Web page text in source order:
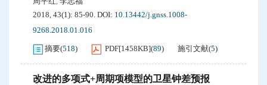
2018, 43(1): 85-90. DOI: 10.13442/j.gnss.1008-
9268.2018.01.016
摘要(518) PDF[1458KB](89) 施引文献(5)
改进的多项式+周期项模型的卫星钟差预报